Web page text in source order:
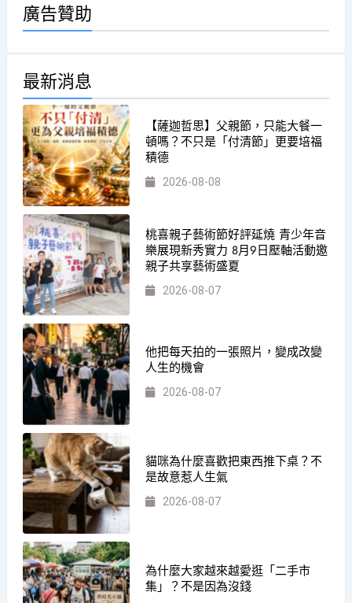
廣告贊助
最新消息
【薩迦哲思】父親節，只能大餐一
頓嗎？不只是「付清節」更要培福
積德
2026-08-08
桃喜親子藝術節好評延燒 青少年音
樂展現新秀實力 8月9日壓軸活動邀
親子共享藝術盛夏
2026-08-07
他把每天拍的一張照片，變成改變
人生的機會
2026-08-07
貓咪為什麼喜歡把東西推下桌？不
是故意惹人生氣
2026-08-07
為什麼大家越來越愛逛「二手市
集」？不是因為沒錢